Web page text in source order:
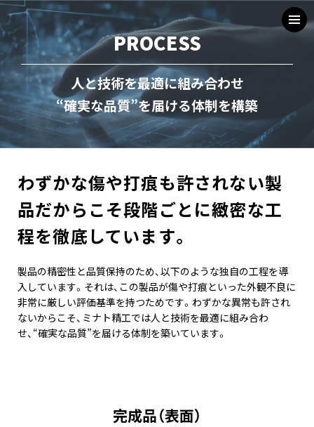
PROCESS
人と技術を最適に組み合わせ
“確実な品質”を届ける体制を構築
わずかな傷や打痕も許されない製
品だからこそ段階ごとに緻密な工
程を徹底しています。
製品の精密性と品質保持のため、以下のような独自の工程を導
入しています。それは、この製品が傷や打痕といった外観不良に
非常に厳しい評価基準を持つためです。わずかな異常も許され
ないからこそ、ミナト精工では人と技術を最適に組み合わ
せ、“確実な品質”を届ける体制を築いています。
完成品（表面）